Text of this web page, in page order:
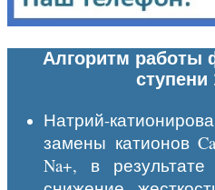
Алгоритм работы
ступени
Натрий-
замены катионов
Na+, в результате